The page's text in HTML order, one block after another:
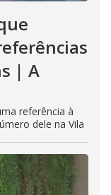
| A
referência à
dele na Vila